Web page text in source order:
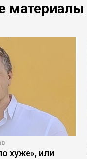
материалы
хуже», или